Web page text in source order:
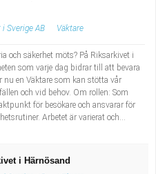
i Sverige AB Väktare
och säkerhet möts? På Riksarkivet i
som varje dag bidrar till att bevara
nu en Väktare som kan stötta vår
och vid behov. Om rollen: Som
för besökare och ansvarar för
Arbetet är varierat och...
i Härnösand